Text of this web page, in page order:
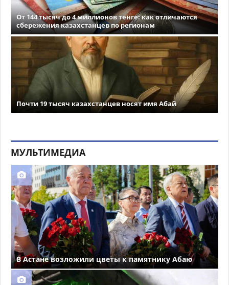
От 144 тысяч до 4 миллионов тенге: как отличаются
сбережения казахстанцев по регионам
Почти 19 тысяч казахстанцев носят имя Абай
МУЛЬТИМЕДИА
В Астане возложили цветы к памятнику Абаю